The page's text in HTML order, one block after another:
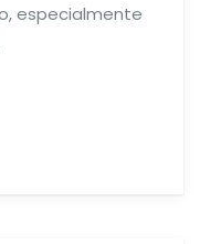
especialmente